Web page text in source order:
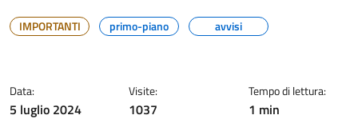
IMPORTANTI primo-piano avvisi
Data:
5 luglio 2024
Visite:
1037
Tempo di lettura:
1 min